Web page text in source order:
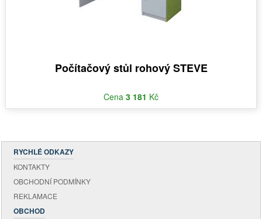
Počítačový stůl rohový STEVE
Cena 3 181 Kč
RYCHLÉ ODKAZY
KONTAKTY
OBCHODNÍ PODMÍNKY
REKLAMACE
OBCHOD